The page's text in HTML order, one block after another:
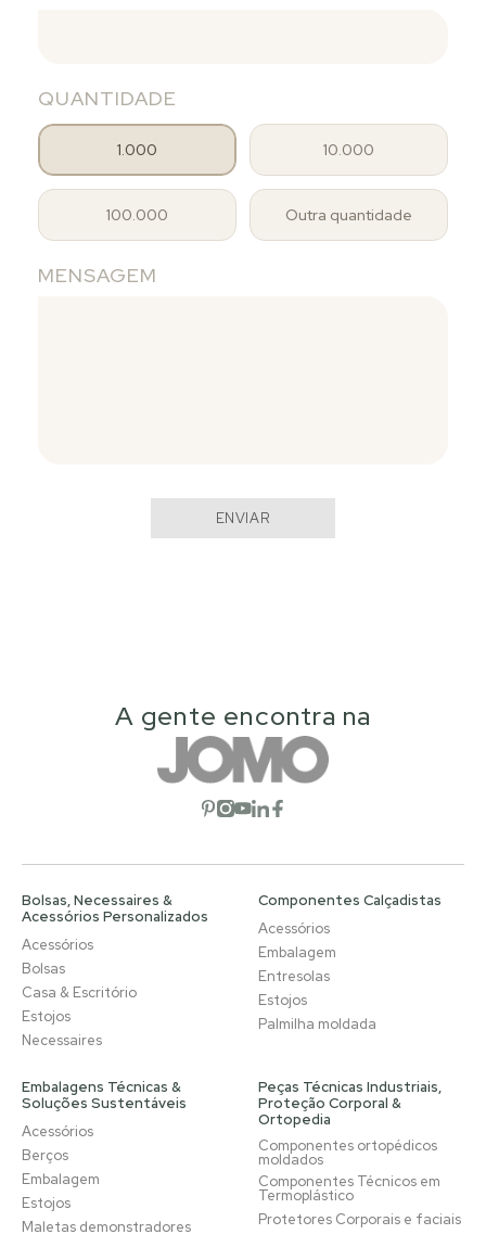
QUANTIDADE
1.000 10.000
100.000 Outra quantidade
MENSAGEM
ENVIAR
A gente encontra na
Abrir rede social
Abrir rede social
Abrir rede social
Abrir rede social
Abrir rede social
Bolsas, Necessaires &
Acessórios Personalizados
Acessórios
Bolsas
Casa & Escritório
Estojos
Necessaires
Componentes Calçadistas
Acessórios
Embalagem
Entresolas
Estojos
Palmilha moldada
Embalagens Técnicas &
Soluções Sustentáveis
Acessórios
Berços
Embalagem
Estojos
Maletas demonstradores
Peças Técnicas Industriais,
Proteção Corporal &
Ortopedia
Componentes ortopédicos
moldados
Componentes Técnicos em
Termoplástico
Protetores Corporais e faciais